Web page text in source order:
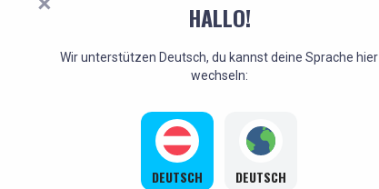
HALLO!
Wir unterstützen Deutsch, du kannst deine Sprache hier
wechseln:
DEUTSCH DEUTSCH